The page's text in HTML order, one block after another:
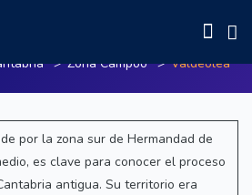
Zona Campoo Valdeolea
por la zona sur de Hermandad de
es clave para conocer el proceso
antigua. Su territorio era